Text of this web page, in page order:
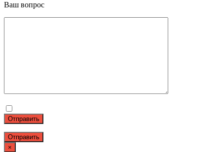
Ваш вопрос
Отправить
×